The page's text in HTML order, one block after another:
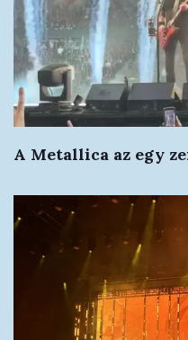
A Metallica az egy